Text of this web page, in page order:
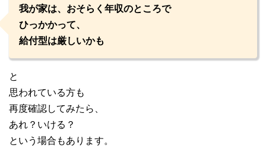
我が家は、おそらく年収のところで
ひっかかって、
給付型は厳しいかも
と
思われている方も
再度確認してみたら、
あれ？いける？
という場合もあります。